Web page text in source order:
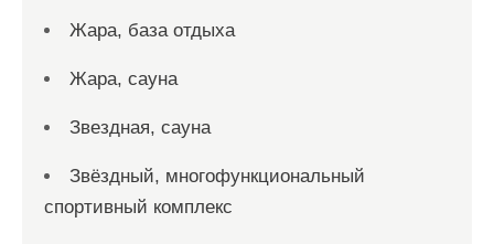
Жара, база отдыха
Жара, сауна
Звездная, сауна
Звёздный, многофункциональный
спортивный комплекс